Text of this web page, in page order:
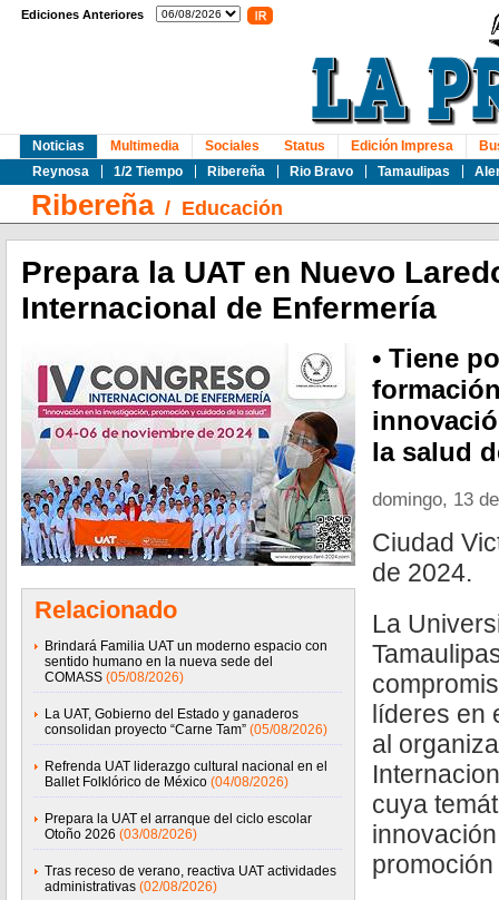
Ediciones Anteriores
Noticias
Reynosa
1/2 Tiempo Ribereña Rio Bravo Tamaulipas
Multimedia Sociales Status Edición Impresa
Ribereña/ Educación
Prepara la UAT en Nuevo
Internacional de Enfermería
Relacionado
Brindará Familia UAT un moderno espacio con
sentido humano en la nueva sede del
COMASS (05/08/2026)
La UAT, Gobierno del Estado y ganaderos
consolidan proyecto “Carne Tam” (05/08/2026)
Refrenda UAT liderazgo cultural nacional en el
Ballet Folklórico de México (04/08/2026)
Prepara la UAT el arranque del ciclo escolar
Otoño 2026 (03/08/2026)
Tras receso de verano, reactiva UAT actividades
administrativas (02/08/2026)
• Tiene
la salud
domingo, 13
Ciudad
de 2024.
La
líderes en
al
cuya